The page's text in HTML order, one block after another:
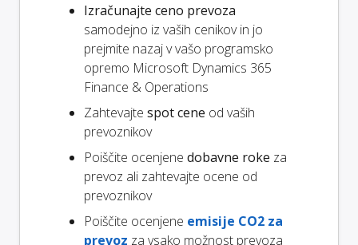
Izračunajte ceno prevoza
samodejno iz vaših cenikov in jo
prejmite nazaj v vašo programsko
opremo Microsoft Dynamics 365
Finance & Operations
Zahtevajte spot cene od vaših
prevoznikov
Poiščite ocenjene dobavne roke za
prevoz ali zahtevajte ocene od
prevoznikov
Poiščite ocenjene emisije CO2 za
prevoz za vsako možnost prevoza